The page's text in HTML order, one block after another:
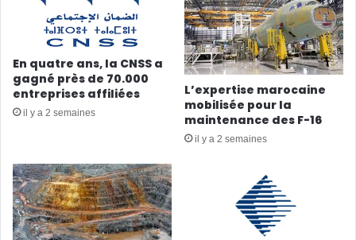
En quatre ans, la CNSS a
gagné près de 70.000
entreprises affiliées
il y a 2 semaines
L’expertise marocaine
mobilisée pour la
maintenance des F-16
il y a 2 semaines